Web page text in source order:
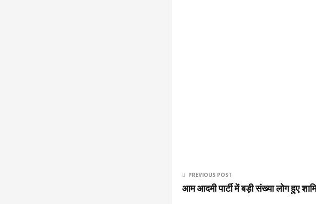
PREVIOUS POST
आम आदमी पार्टी में बड़ी संख्या लोग हुए